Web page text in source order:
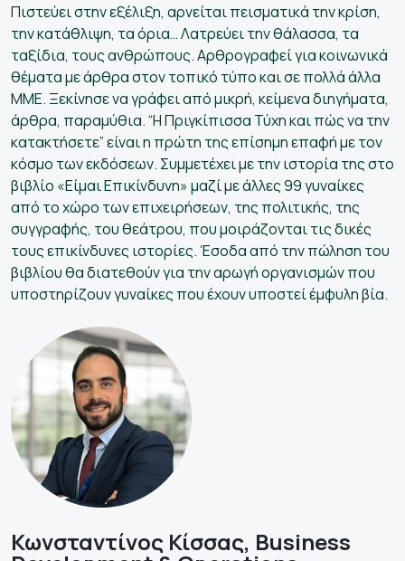
Πιστεύει στην εξέλιξη, αρνείται πεισματικά την κρίση,
την κατάθλιψη, τα όρια… Λατρεύει την θάλασσα, τα
ταξίδια, τους ανθρώπους. Αρθρογραφεί για κοινωνικά
θέματα με άρθρα στον τοπικό τύπο και σε πολλά άλλα
ΜΜΕ. Ξεκίνησε να γράφει από μικρή, κείμενα διηγήματα,
άρθρα, παραμύθια. “Η Πριγκίπισσα Τύχη και πώς να την
κατακτήσετε” είναι η πρώτη της επίσημη επαφή με τον
κόσμο των εκδόσεων. Συμμετέχει με την ιστορία της στο
βιβλίο «Είμαι Επικίνδυνη» μαζί με άλλες 99 γυναίκες
από το χώρο των επιχειρήσεων, της πολιτικής, της
συγγραφής, του θεάτρου, που μοιράζονται τις δικές
τους επικίνδυνες ιστορίες. Έσοδα από την πώληση του
βιβλίου θα διατεθούν για την αρωγή οργανισμών που
υποστηρίζουν γυναίκες που έχουν υποστεί έμφυλη βία.
Κωνσταντίνος Κίσσας, Business